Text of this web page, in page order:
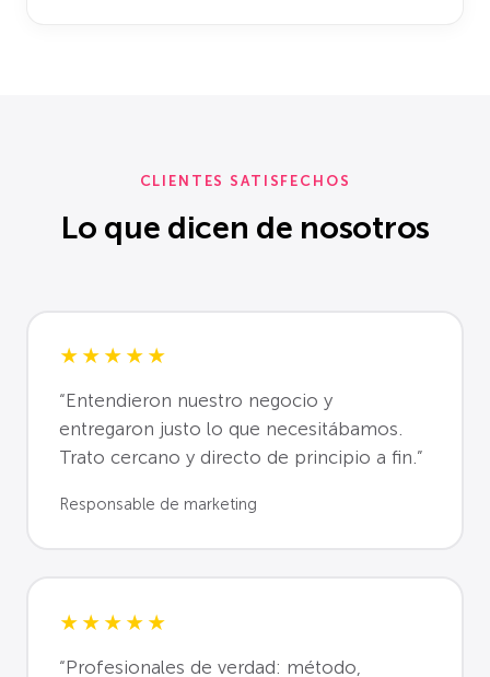
CLIENTES SATISFECHOS
Lo que dicen de nosotros
★★★★★
“Entendieron nuestro negocio y
entregaron justo lo que necesitábamos.
Trato cercano y directo de principio a fin.”
Responsable de marketing
★★★★★
“Profesionales de verdad: método,